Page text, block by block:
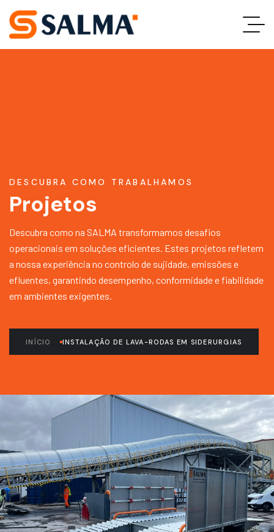
DESCUBRA COMO TRABALHAMOS
Projetos
Descubra como na SALMA transformamos desafios
operacionais em soluções eficientes. Estes projetos refletem
a nossa experiência no controlo de sujidade, emissões e
efluentes, garantindo desempenho, conformidade e fiabilidade
em ambientes exigentes.
INÍCIO INSTALAÇÃO DE LAVA-RODAS EM SIDERURGIAS